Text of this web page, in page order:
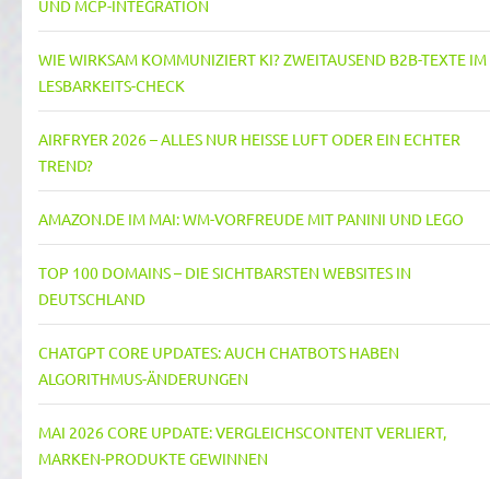
UND MCP-INTEGRATION
WIE WIRKSAM KOMMUNIZIERT KI? ZWEITAUSEND B2B-TEXTE IM
LESBARKEITS-CHECK
AIRFRYER 2026 – ALLES NUR HEISSE LUFT ODER EIN ECHTER T
REND?
AMAZON.DE IM MAI: WM-VORFREUDE MIT PANINI UND LEGO
TOP 100 DOMAINS – DIE SICHTBARSTEN WEBSITES IN
DEUTSCHLAND
CHATGPT CORE UPDATES: AUCH CHATBOTS HABEN
ALGORITHMUS-ÄNDERUNGEN
MAI 2026 CORE UPDATE: VERGLEICHSCONTENT VERLIERT,
MARKEN-PRODUKTE GEWINNEN